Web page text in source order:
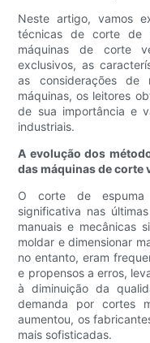
Neste artigo, vamos
técnicas de corte de
máquinas de corte
exclusivos, as
as considerações de
máquinas, os leitores
de sua importância e
industriais.
A evolução dos
das máquinas de corte
O corte de espuma
significativa nas
manuais e mecânicas
moldar e dimensionar
no entanto, eram
e propensos a erros,
à diminuição da
demanda por cortes
aumentou, os
mais sofisticadas.